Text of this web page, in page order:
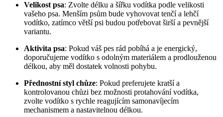
Velikost psa: Zvolte délku a šířku vodítka podle velikosti
vašeho psa. Menším psům bude vyhovovat tenčí a lehčí
vodítko, zatímco větší psi budou potřebovat širší a pevnější
variantu.
Aktivita psa: Pokud váš pes rád pobíhá a je energický,
doporučujeme vodítko s odolným materiálem a prodlouženou
délkou, aby měl dostatek volnosti pohybu.
Přednostní styl chůze: Pokud preferujete kratší a
kontrolovanou chůzi bez možnosti protahování vodítka,
zvolte vodítko s rychle reagujícím samonavíjecím
mechanismem a nastavitelnou délkou.